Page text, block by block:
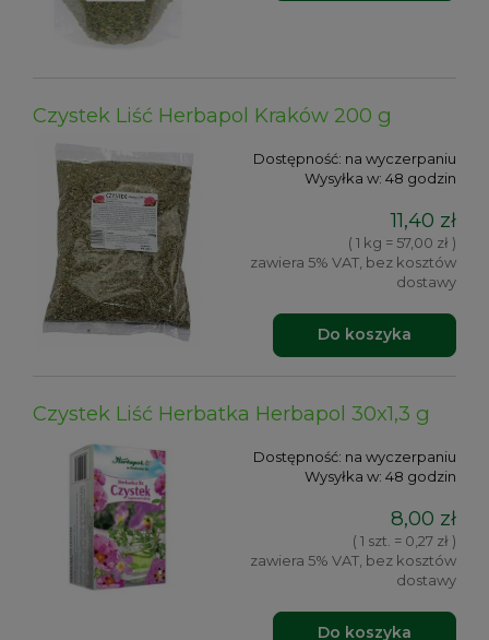
Czystek Liść Herbapol Kraków 200 g
Dostępność: na wyczerpaniu
Wysyłka w: 48 godzin
11,40 zł
( 1 kg = 57,00 zł )
zawiera 5% VAT, bez kosztów
dostawy
Do koszyka
Czystek Liść Herbatka Herbapol 30x1,3 g
Dostępność: na wyczerpaniu
Wysyłka w: 48 godzin
8,00 zł
( 1 szt. = 0,27 zł )
zawiera 5% VAT, bez kosztów
dostawy
Do koszyka